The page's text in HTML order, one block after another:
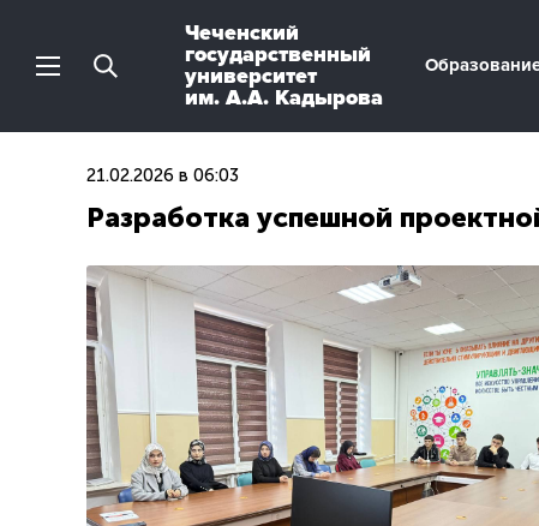
Чеченский
государственный
университет
им. А.А. Кадырова
21.02.2026 в 06:03
Разработка успешной